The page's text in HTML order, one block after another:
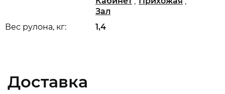
Вес рулона, кг: 1,4
Зал
Доставка